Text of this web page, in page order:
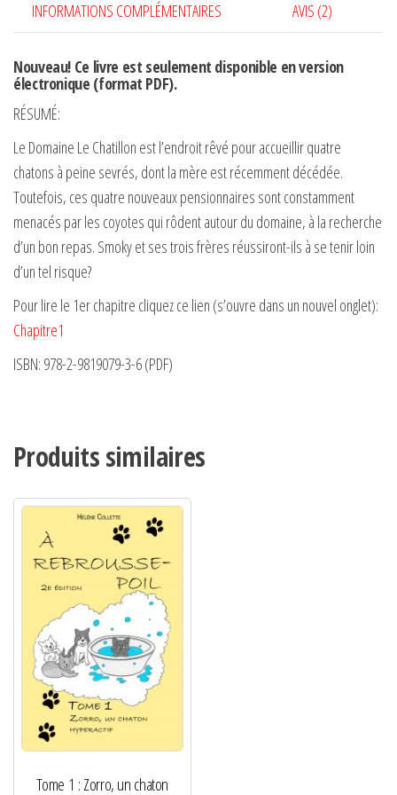
INFORMATIONS COMPLÉMENTAIRES AVIS (2)
Nouveau! Ce livre est seulement disponible en version
électronique (format PDF).
RÉSUMÉ:
Le Domaine Le Chatillon est l’endroit rêvé pour accueillir quatre
chatons à peine sevrés, dont la mère est récemment décédée.
Toutefois, ces quatre nouveaux pensionnaires sont constamment
menacés par les coyotes qui rôdent autour du domaine, à la recherche
d’un bon repas. Smoky et ses trois frères réussiront-ils à se tenir loin
d’un tel risque?
Pour lire le 1er chapitre cliquez ce lien (s’ouvre dans un nouvel onglet):
Chapitre1
ISBN: 978-2-9819079-3-6 (PDF)
Produits similaires
Tome 1 : Zorro, un chaton